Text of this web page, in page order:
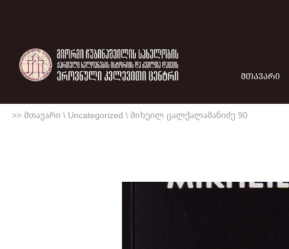
ᲛᲗᲐᲕᲐᲠᲘ
>> მთავარი \ Uncategorized \ მიხეილ ცალქალამანიძე 90